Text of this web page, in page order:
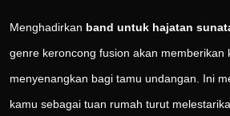
Menghadirkan band untuk hajatan
genre keroncong fusion akan memberikan
menyenangkan bagi tamu undangan. Ini
kamu sebagai tuan rumah turut